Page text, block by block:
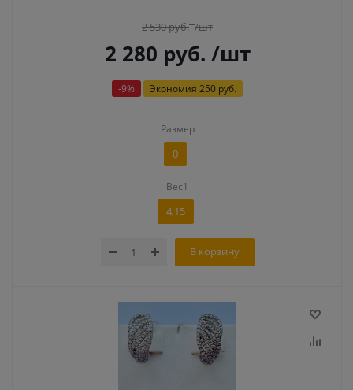
2 530руб. /шт
2 280 руб. /шт
-9% Экономия 250 руб.
Размер
0
Вес1
4,15
В корзину